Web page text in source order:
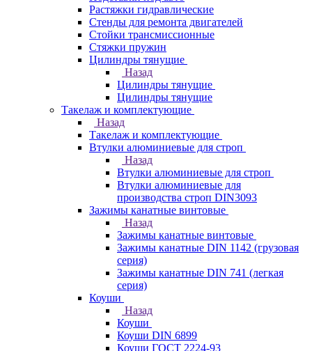
Растяжки гидравлические
Стенды для ремонта двигателей
Стойки трансмиссионные
Стяжки пружин
Цилиндры тянущие
Назад
Цилиндры тянущие
Цилиндры тянущие
Такелаж и комплектующие
Назад
Такелаж и комплектующие
Втулки алюминиевые для строп
Назад
Втулки алюминиевые для строп
Втулки алюминиевые для
производства строп DIN3093
Зажимы канатные винтовые
Назад
Зажимы канатные винтовые
Зажимы канатные DIN 1142 (грузовая
серия)
Зажимы канатные DIN 741 (легкая
серия)
Коуши
Назад
Коуши
Коуши DIN 6899
Коуши ГОСТ 2224-93